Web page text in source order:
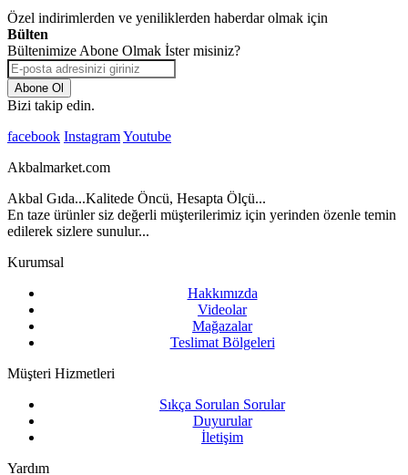
Özel indirimlerden ve yeniliklerden haberdar olmak için
Bülten
Bültenimize Abone Olmak İster misiniz?
Abone Ol
Bizi takip edin.
facebook InstagramYoutube
Akbalmarket.com
Akbal Gıda...Kalitede Öncü, Hesapta Ölçü...
En taze ürünler siz değerli müşterilerimiz için yerinden özenle temin
edilerek sizlere sunulur...
Kurumsal
Hakkımızda
Videolar
Mağazalar
Teslimat Bölgeleri
Müşteri Hizmetleri
Sıkça Sorulan Sorular
Duyurular
İletişim
Yardım